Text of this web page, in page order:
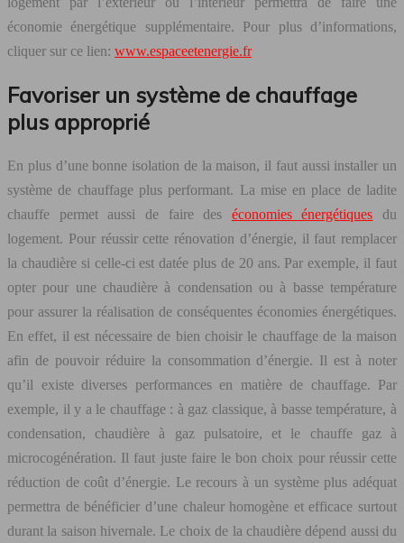
économie énergétique supplémentaire. Pour plus d’informations,
cliquer sur ce lien: www.espaceetenergie.fr
Favoriser un système de chauffage
plus approprié
En plus d’une bonne isolation de la maison, il faut aussi installer un
système de chauffage plus performant. La mise en place de ladite
chauffe permet aussi de faire des économies énergétiques du
logement. Pour réussir cette rénovation d’énergie, il faut remplacer
la chaudière si celle-ci est datée plus de 20 ans. Par exemple, il faut
opter pour une chaudière à condensation ou à basse température
pour assurer la réalisation de conséquentes économies énergétiques.
En effet, il est nécessaire de bien choisir le chauffage de la maison
afin de pouvoir réduire la consommation d’énergie. Il est à noter
qu’il existe diverses performances en matière de chauffage. Par
exemple, il y a le chauffage : à gaz classique, à basse température, à
condensation, chaudière à gaz pulsatoire, et le chauffe gaz à
microcogénération. Il faut juste faire le bon choix pour réussir cette
réduction de coût d’énergie. Le recours à un système plus adéquat
permettra de bénéficier d’une chaleur homogène et efficace surtout
durant la saison hivernale. Le choix de la chaudière dépend aussi du